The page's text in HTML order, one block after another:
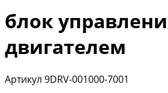
блок
двигателем
Артикул 9DRV-001000-7001